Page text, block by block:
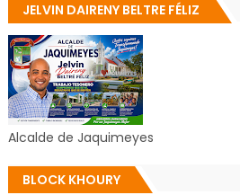
JELVIN DAIRENY BELTRE FÉLIZ
Alcalde de Jaquimeyes
BLOCK KHOURY